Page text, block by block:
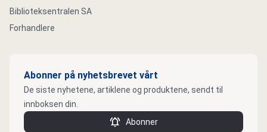
Biblioteksentralen SA
Forhandlere
Abonner på nyhetsbrevet vårt
De siste nyhetene, artiklene og produktene, sendt til
innboksen din.
Abonner